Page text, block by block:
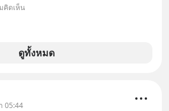
คิดเห็น
ดูทั้งหมด
05:44